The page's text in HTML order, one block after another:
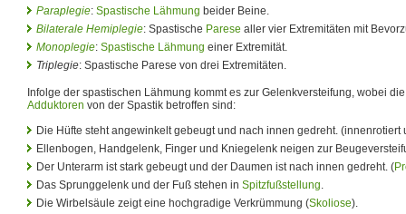
Paraplegie: Spastische Lähmung beider Beine.
Bilaterale Hemiplegie: Spastische Parese aller vier Extremitäten mit
Monoplegie: Spastische Lähmung einer Extremität.
Triplegie: Spastische Parese von drei Extremitäten.
Infolge der spastischen Lähmung kommt es zur Gelenkversteifung, wobei
Adduktoren von der Spastik betroffen sind:
Die Hüfte steht angewinkelt gebeugt und nach innen gedreht. (innenrotiert
Ellenbogen, Handgelenk, Finger und Kniegelenk neigen zur
Der Unterarm ist stark gebeugt und der Daumen ist nach innen gedreht. (
Das Sprunggelenk und der Fuß stehen in Spitzfußstellung.
Die Wirbelsäule zeigt eine hochgradige Verkrümmung (Skoliose).